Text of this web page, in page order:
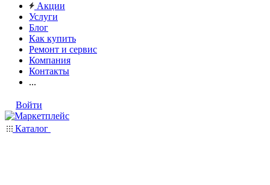
Акции
Услуги
Блог
Как купить
Ремонт и сервис
Компания
Контакты
...
Войти
Каталог